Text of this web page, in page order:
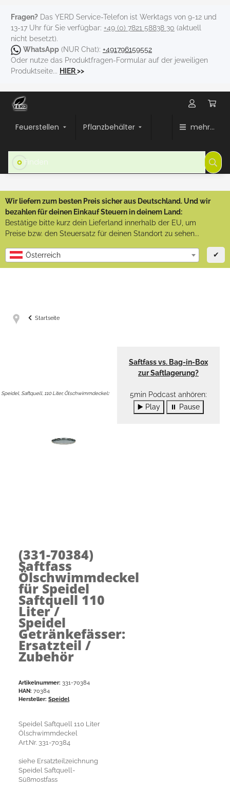
Fragen? Das YERD Service-Telefon ist Werktags von 9-12 und
13-17 Uhr für Sie verfügbar: +49 (0) 7821 58838 30 (aktuell
nicht besetzt).
WhatsApp (NUR Chat): +491796159552
Oder nutze das Produktfragen-Formular auf der jeweiligen
Produktseite... HIER>>
Feuerstellen Pflanzbehälter mehr...
Wir liefern zum besten Preis sicher aus Deutschland. Und wir
bezahlen für deinen Einkauf Steuern in deinem Land:
Bestätige bitte kurz dein Lieferland innerhalb der EU, um
Preise bzw. den Steuersatz für deinen Standort zu sehen...
Österreich ✔
Startseite
Saftfass vs. Bag-in-Box
zur Saftlagerung?
5min Podcast anhören:
▶️ Play
⏸ Pause
Speidel, Saftquell, 110 Liter, Ölschwimmdeckel:
(331-70384)
Saftfass
Ölschwimmdeckel
für Speidel
Saftquell 110
Liter /
Speidel
Getränkefässer:
Ersatzteil /
Zubehör
Artikelnummer: 331-70384
HAN: 70384
Hersteller: Speidel
Speidel Saftquell 110 Liter
Ölschwimmdeckel
Art.Nr. 331-70384
siehe Ersatzteilzeichnung
Speidel Saftquell-
Süßmostfass